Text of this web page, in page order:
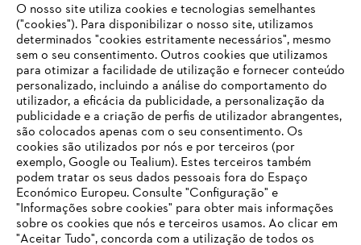
O SEU NAVEGADOR NÃO SUPORTA
O nosso site utiliza cookies e tecnologias semelhantes
("cookies"). Para disponibilizar o nosso site, utilizamos
determinados "cookies estritamente necessários", mesmo
sem o seu consentimento. Outros cookies que utilizamos
para otimizar a facilidade de utilização e fornecer conteúdo
personalizado, incluindo a análise do comportamento do
utilizador, a eficácia da publicidade, a personalização da
publicidade e a criação de perfis de utilizador abrangentes,
são colocados apenas com o seu consentimento. Os
cookies são utilizados por nós e por terceiros (por
exemplo, Google ou Tealium). Estes terceiros também
podem tratar os seus dados pessoais fora do Espaço
Económico Europeu. Consulte "Configuração" e
"Informações sobre cookies" para obter mais informações
sobre os cookies que nós e terceiros usamos. Ao clicar em
"Aceitar Tudo", concorda com a utilização de todos os